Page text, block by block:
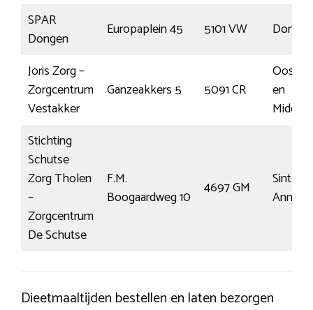
SPAR
Dongen
Europaplein 45 5101 VW
Dongen
Joris Zorg –
Zorgcentrum
Vestakker
Ganzeakkers 5 5091 CR
Oost
en
Stichting
Schutse
Zorg Tholen
–
Zorgcentrum
De Schutse
F.M.
Boogaardweg 10
4697 GM
Sint-
Dieetmaaltijden bestellen en laten bezorgen